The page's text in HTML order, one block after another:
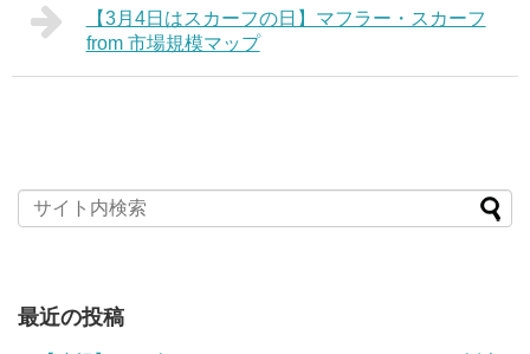
【3月4日はスカーフの日】マフラー・スカーフ
from 市場規模マップ
最近の投稿